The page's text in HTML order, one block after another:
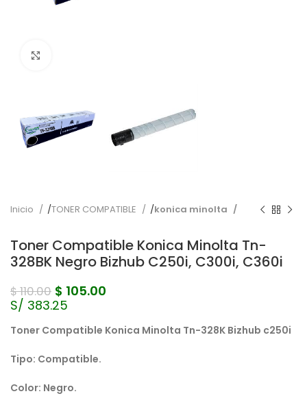
Inicio TONER COMPATIBLE konica minolta
Toner Compatible Konica Minolta Tn-
328BK Negro Bizhub C250i, C300i, C360i
$110.00 $ 105.00
S/ 383.25
Toner Compatible Konica Minolta Tn-328K Bizhub c250i
Tipo: Compatible.
Color: Negro.